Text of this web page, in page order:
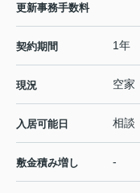
更新事務手数料
契約期間 1年
現況 空家
入居可能日 相談
敷金積み増し -